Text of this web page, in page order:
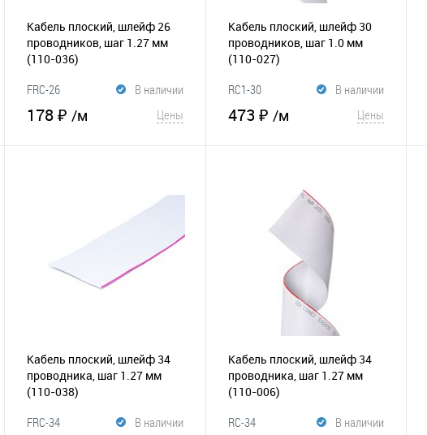
Кабель плоский, шлейф 26
проводников, шаг 1.27 мм
(110-036)
В наличии
FRC-26
178 ₽ /м Цены
К
Кабель плоский, шлейф 30
проводников, шаг 1.0 мм
(110-027)
В наличии
RC1-30
473 ₽ /м Цены
В избранное
сравнению
Кабель плоский, шлейф 34
проводникa, шаг 1.27 мм
(110-038)
В наличии
FRC-34
Кабель плоский, шлейф 34
проводникa, шаг 1.27 мм
(110-006)
В наличии
RC-34